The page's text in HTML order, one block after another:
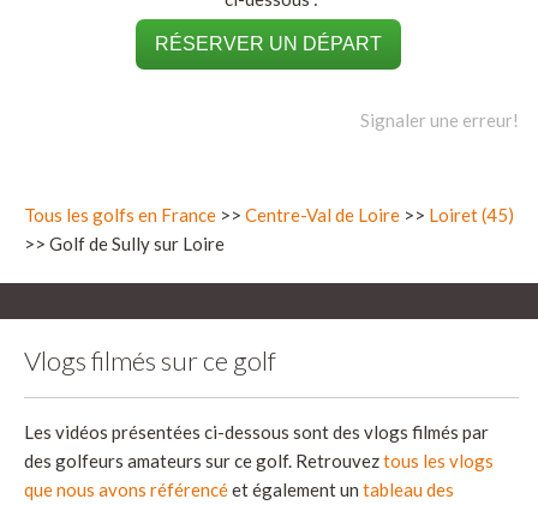
RÉSERVER UN DÉPART
Signaler une erreur!
Tous les golfs en France >> Centre-Val de Loire >> Loiret (45)
>> Golf de Sully sur Loire
Vlogs filmés sur ce golf
Les vidéos présentées ci-dessous sont des vlogs filmés par
des golfeurs amateurs sur ce golf. Retrouveztous les vlogs
que nous avons référencéet également un tableau des